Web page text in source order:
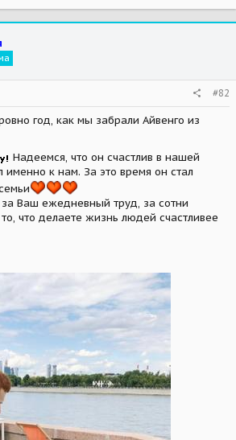
#82
год, как мы забрали Айвенго из
Надеемся, что он счастлив в нашей
именно к нам. За это время он стал
Ваш ежедневный труд, за сотни
что делаете жизнь людей счастливее